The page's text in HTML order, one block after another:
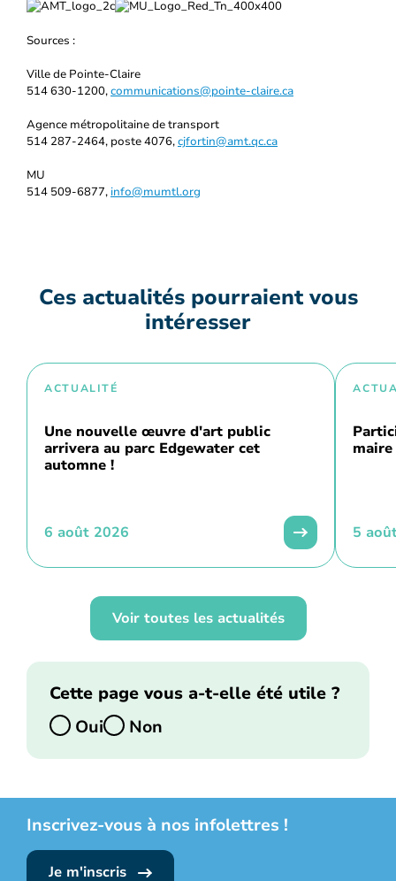
Sources :
Ville de Pointe-Claire
514 630-1200,communications@pointe-claire.ca
Agence métropolitaine de transport
514 287-2464, poste 4076,cjfortin@amt.qc.ca
MU
514 509-6877, info@mumtl.org
Ces actualités pourraient vous
intéresser
ACTUALITÉ
Une nouvelle œuvre d'art public
arrivera au parc Edgewater cet
automne !
6 août 2026
maire
5
Voir toutes les actualités
Cette page vous a-t-elle été utile ?
Oui
Non
Inscrivez-vous à nos infolettres !
Je m'inscris